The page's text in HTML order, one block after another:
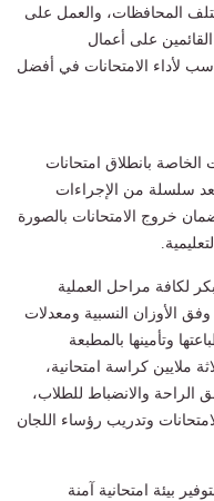
المحافظات، والعمل على
على أعمال
لأداء الامتحانات في أفضل
بانطلاق امتحانات
بعد سلسلة من الإجراءات
ضمان خروج الامتحانات بالصورة
لكافة مراحل العملية
وفق الأوزان النسبية ومعدلات
وتأمينها بالمطبعة
ملايين كراسة امتحانية،
الراحة والانضباط للطلاب،
وتدريب رؤساء اللجان
بيئة امتحانية آمنة